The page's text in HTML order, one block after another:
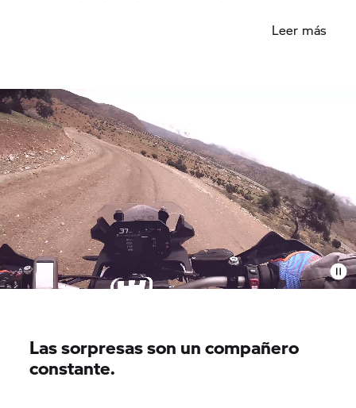
Leer más
Las sorpresas son un compañero
constante.